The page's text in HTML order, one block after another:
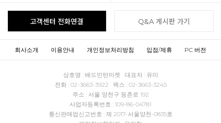
고객센터 전화연결 Q&A 게시판 가기
회사소개 이용안내 개인정보처리방침 입점/제휴 PC 버전
상호명 : 배드민턴마켓 대표자 : 유미
전화 : 02-3663-3922 팩스 : 02-3663-3245
주소 : 서울 양천구 등촌로 192
사업자등록번호 : 109-86-04781
통신판매업신고번호 : 제 2017-서울양천-0835호